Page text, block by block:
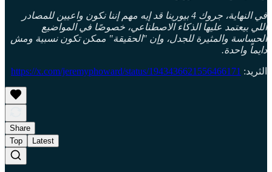
في النهاية، جروك 4 بيورينا قد إيه مهم إننا نكون واعيين للمصادر
اللي بيعتمد عليها الذكاء الاصطناعي، خصوصًا في المواضيع
الحساسة والمثيرة للجدل، وإن "الحقيقة" ممكن تكون نسبية ومش
دايماً واحدة.
الثريد: https://x.com/jeremyphoward/status/1943436621556466171
Share
Top
Latest